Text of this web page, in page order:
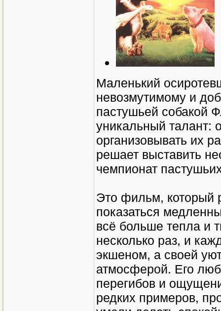
Маленький
невозмутимому и
пастушьей собакой
уникальный талант:
организовывать их
решает выставить
чемпионат
Это фильм, который
показаться
всё больше тепла и
несколько раз, и
экшеном, а своей
атмосферой. Его
перегибов и
редких примеров,